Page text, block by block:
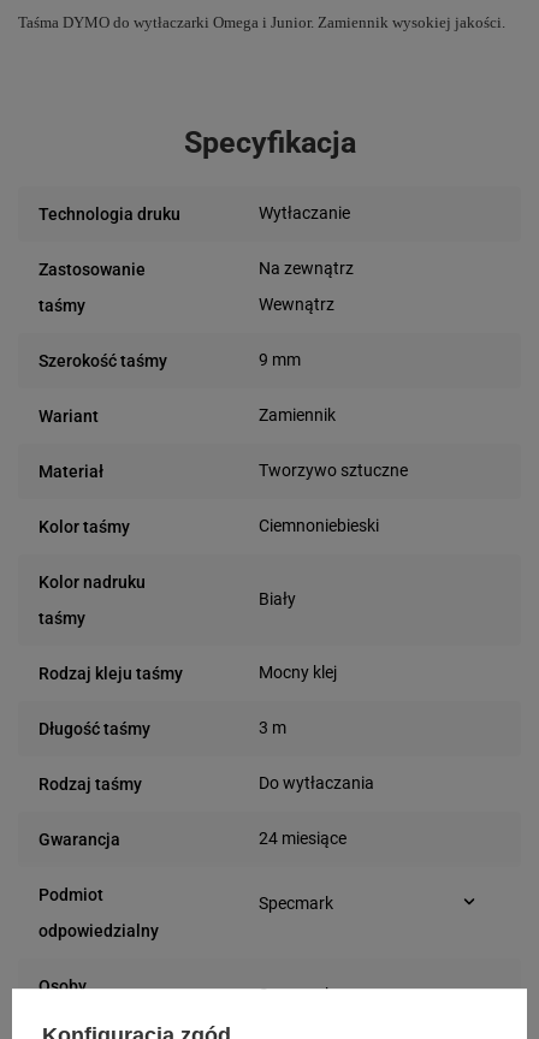
Taśma DYMO do wytłaczarki Omega i Junior. Zamiennik wysokiej jakości.
Specyfikacja
Technologia druku Wytłaczanie
Zastosowanie
taśmy
Na zewnątrz
Wewnątrz
Szerokość taśmy 9 mm
Wariant Zamiennik
Materiał Tworzywo sztuczne
Kolor taśmy Ciemnoniebieski
Kolor nadruku
taśmy
Biały
Rodzaj kleju taśmy Mocny klej
Długość taśmy 3 m
Rodzaj taśmy Do wytłaczania
Gwarancja 24 miesiące
Podmiot
odpowiedzialny
Specmark
Osoby
Specmark